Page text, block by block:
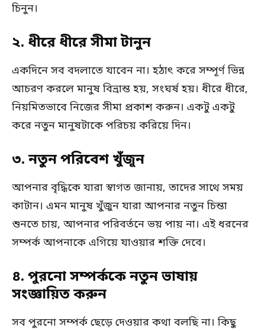
চিনুন।
২. ধীরে ধীরে সীমা টানুন
একদিনে সব বদলাতে যাবেন না। হঠাৎ করে সম্পূর্ণ ভিন্ন
আচরণ করলে মানুষ বিভ্রান্ত হয়, সংঘর্ষ হয়। ধীরে ধীরে,
নিয়মিতভাবে নিজের সীমা প্রকাশ করুন। একটু একটু
করে নতুন মানুষটাকে পরিচয় করিয়ে দিন।
৩. নতুন পরিবেশ খুঁজুন
আপনার বৃদ্ধিকে যারা স্বাগত জানায়, তাদের সাথে সময়
কাটান। এমন মানুষ খুঁজুন যারা আপনার নতুন চিন্তা
শুনতে চায়, আপনার পরিবর্তনে ভয় পায় না। এই ধরনের
সম্পর্ক আপনাকে এগিয়ে যাওয়ার শক্তি দেবে।
৪. পুরনো সম্পর্ককে নতুন ভাষায়
সংজ্ঞায়িত করুন
সব পুরনো সম্পর্ক ছেড়ে দেওয়ার কথা বলছি না। কিছু